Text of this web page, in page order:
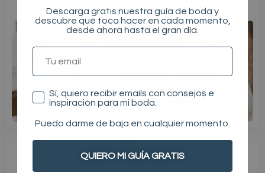
cada detalle para que el resultado sea inolvidable.
03.
Vista previa
Descarga gratis nuestra guía de boda y
descubre qué toca hacer en cada momento,
desde ahora hasta el gran día.
TU EMAIL
Consentimiento
Sí, quiero recibir emails con consejos e
inspiración para mi boda.
Puedo darme de baja en cualquier momento.
QUIERO MI GUÍA GRATIS